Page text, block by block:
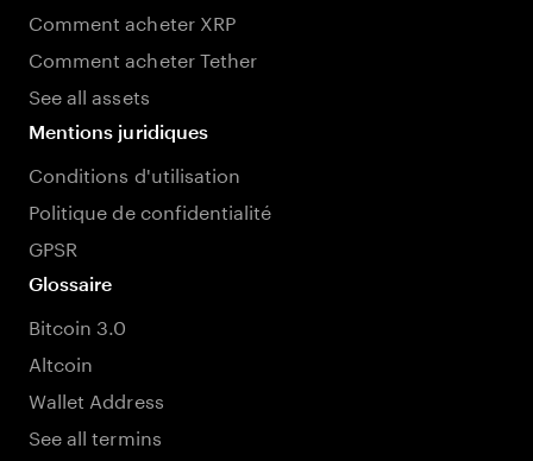
Comment acheter XRP
Comment acheter Tether
See all assets
Mentions juridiques
Conditions d'utilisation
Politique de confidentialité
GPSR
Glossaire
Bitcoin 3.0
Altcoin
Wallet Address
See all termins